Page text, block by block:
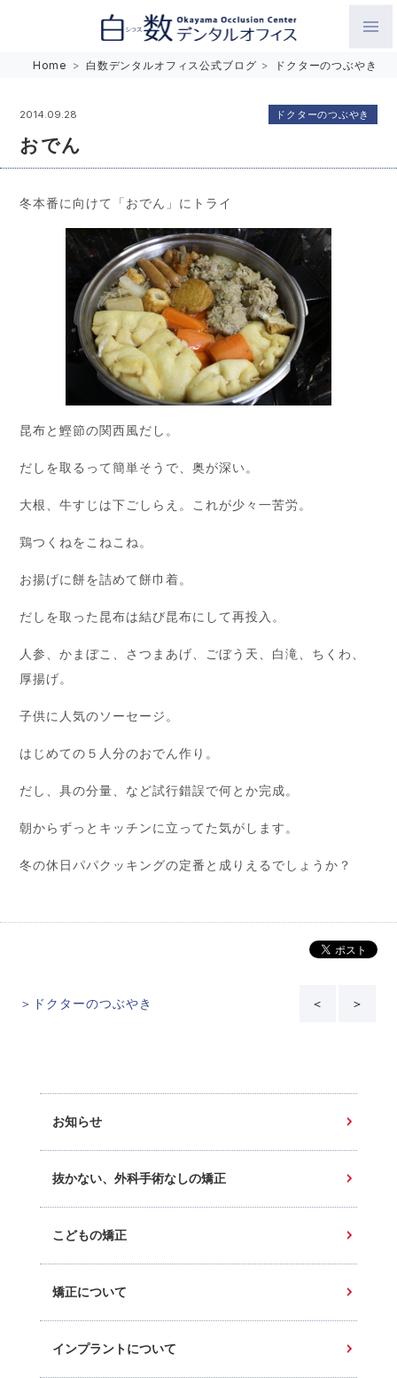
Home > 白数デンタルオフィス公式ブログ > ドクターのつぶやき
2014.09.28
おでん
ドクターのつぶやき
冬本番に向けて「おでん」にトライ
昆布と鰹節の関西風だし。
だしを取るって簡単そうで、奥が深い。
大根、牛すじは下ごしらえ。これが少々一苦労。
鶏つくねをこねこね。
お揚げに餅を詰めて餅巾着。
だしを取った昆布は結び昆布にして再投入。
人参、かまぼこ、さつまあげ、ごぼう天、白滝、ちくわ、
厚揚げ。
子供に人気のソーセージ。
はじめての５人分のおでん作り。
だし、具の分量、など試行錯誤で何とか完成。
朝からずっとキッチンに立ってた気がします。
冬の休日パパクッキングの定番と成りえるでしょうか？
＞ドクターのつぶやき ＜ ＞
お知らせ
抜かない、外科手術なしの矯正
こどもの矯正
矯正について
インプラントについて